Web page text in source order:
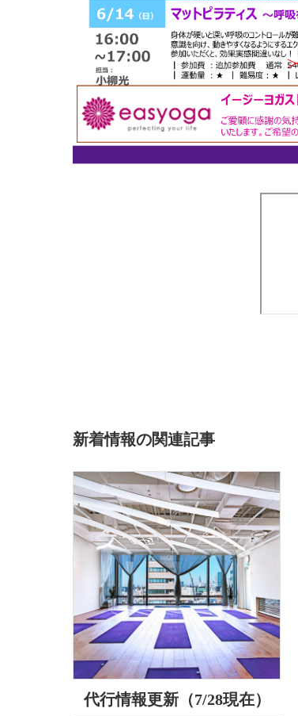
新着情報の関連記事
代行情報更新（7/28現在）